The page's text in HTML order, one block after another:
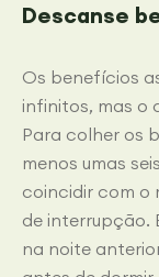
Descanse
Os benefícios
infinitos, mas o
Para colher os
menos umas
coincidir com o
de interrupção.
na noite